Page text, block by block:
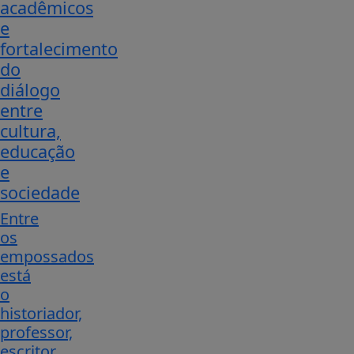
acadêmicos
e
fortalecimento
do
diálogo
entre
cultura,
educação
e
sociedade
Entre
os
empossados
está
o
historiador,
professor,